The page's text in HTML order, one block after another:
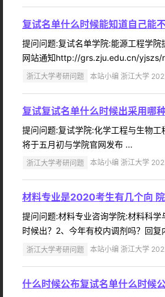
复试名单什么时候能知道自己能
提问问题:复试名单学院:能源工程学
网站通知http://grs.zju.edu.cn/
浙江大学考研问题 本站小编 浙江大学
复试复试名单什么时候出采用哪
提问问题:复试学院:化学工程与生物
将于五月初与学院官网发布 ...
浙江大学考研问题 本站小编 浙江大学
材料专业是2020考生有几个向
提问问题:材料专业咨询学院:材料科
时候出？2、今年有校内调剂吗？回
浙江大学考研问题 本站小编 浙江大学
什么时候公布复试名单什么时候